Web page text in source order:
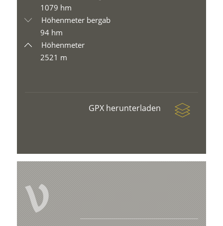
1079 hm
Höhenmeter bergab
94 hm
Höhenmeter
2521 m
GPX herunterladen
V